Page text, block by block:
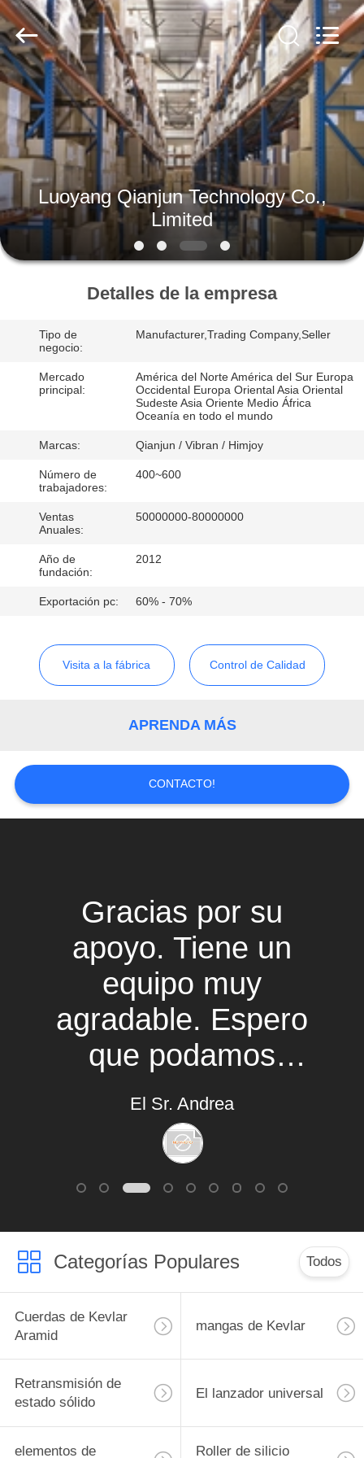
INICIO
PRODUCTOS
SOBRE
NOSOTROS
VISITA
FÁBRICA
CONTROL
CALIDAD
CONTACTO
NOTICIAS
SOLICITAR
COTIZACIÓN
SITIO
PRIVACY
Proveedor.
Copyright
©
2021
2025
Luoyang
Qianjun
Technology
Limited.
All
Rights
Reserved.
Developed
ECER
Luoyang Qianjun Technology Co.,
Limited
Detalles de la empresa
Tipo de
negocio:
Manufacturer,Trading Company,Seller
Mercado
principal:
América del Norte América del Sur Europa
Occidental Europa Oriental Asia Oriental
Sudeste Asia Oriente Medio África
Oceanía en todo el mundo
Marcas: Qianjun / Vibran / Himjoy
Número de
trabajadores:
400~600
Ventas
Anuales:
50000000-80000000
Año de
fundación:
2012
Exportación pc: 60% - 70%
Visita a la fábrica Control de Calidad
APRENDA MÁS
CONTACTO!
Gracias por su
apoyo. Tiene un
equipo muy
agradable. Espero
que podamos
cooperar mucho
tiempo.
El Sr. Andrea
Categorías Populares Todos
Cuerdas de Kevlar
Aramid
mangas de Kevlar
Retransmisión de
estado sólido
El lanzador universal
elementos de Roller de silicio